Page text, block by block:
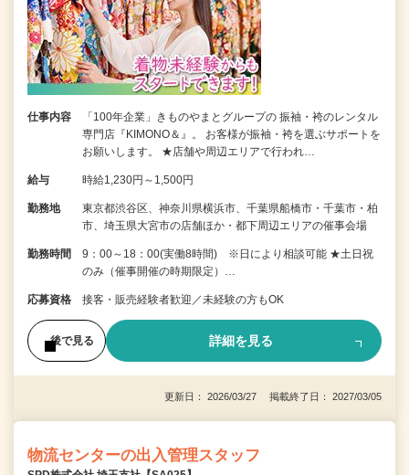
仕事内容
「100年企業」きものやまとグループの 振袖・袴のレンタル
専門店『KIMONO＆』。 お客様が振袖・袴を選ぶサポートを
お願いします。 ★店舗や周辺エリアで行われ…
給与 時給1,230円～1,500円
勤務地
東京都渋谷区、神奈川県横浜市、千葉県船橋市・千葉市・柏
市、埼玉県大宮市の店舗ほか・都下周辺エリアの催事会場
勤務時間
9：00～18：00(実働8時間) ※日により相談可能 ★土日祝
のみ（催事開催の時期限定）…
応募資格 接客・販売経験者歓迎／未経験の方もOK
後で見る 詳細を見る
更新日： 2026/03/27 掲載終了日： 2027/03/05
物流センターの出入管理スタッフ